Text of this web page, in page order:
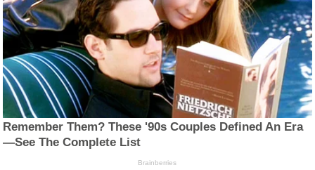
Remember Them? These '90s Couples Defined An Era
—See The Complete List
Brainberries